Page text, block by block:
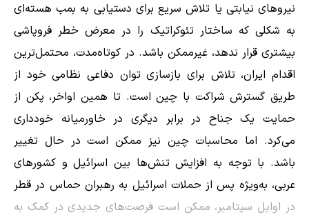
نیروهای نیابتی یا تلاش سریع برای دستیابی به بمب هسته‌ای
به شکلی که ساختار تئوکراتیک را در معرض خطر فروپاشی
بیشتری قرار ندهد، غیرممکن باشد. در کوتاه‌مدت، محتمل‌ترین
اقدام ایران، تلاش برای بازسازی توان دفاعی نظامی خود از
طریق گسترش شراکت با چین است. تا همین اواخر، پکن از
حمایت یک جناح در برابر دیگری در خاورمیانه خودداری
می‌کرد. اما محاسبات چین نیز ممکن است در حال تغییر
باشد. با توجه به افزایش تنش‌ها بین اسرائیل و کشورهای
عربی، به‌ویژه پس از حملات اسرائیل به رهبران حماس در قطر
در اوایل سپتامبر، ممکن است فرصت‌های جدیدی در کمک به